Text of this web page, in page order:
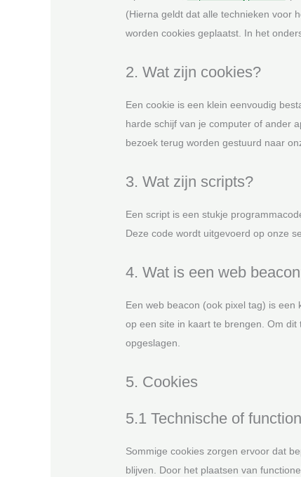
(Hierna geldt dat alle technieken voor
worden cookies geplaatst. In het
2. Wat zijn cookies?
Een cookie is een klein eenvoudig
harde schijf van je computer of ander
bezoek terug worden gestuurd naar
3. Wat zijn scripts?
Een script is een stukje
Deze code wordt uitgevoerd op onze
4. Wat is een web
Een web beacon (ook pixel tag) is
op een site in kaart te brengen. Om
opgeslagen.
5. Cookies
5.1 Technische of
Sommige cookies zorgen ervoor dat
blijven. Door het plaatsen van